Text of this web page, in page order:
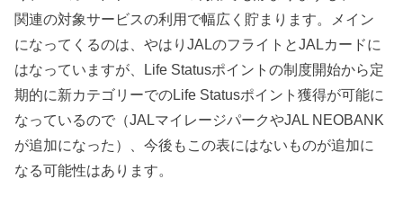
関連の対象サービスの利用で幅広く貯まります。メイン
になってくるのは、やはりJALのフライトとJALカードに
はなっていますが、Life Statusポイントの制度開始から定
期的に新カテゴリーでのLife Statusポイント獲得が可能に
なっているので（JALマイレージパークやJAL NEOBANK
が追加になった）、今後もこの表にはないものが追加に
なる可能性はあります。